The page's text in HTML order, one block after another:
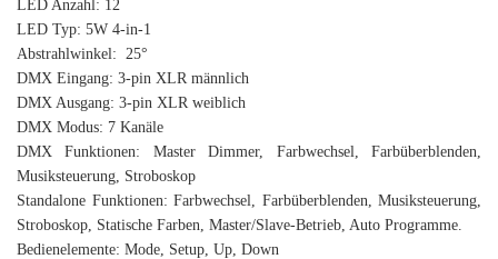
LED Anzahl: 12
LED Typ: 5W 4-in-1
Abstrahlwinkel: 25°
DMX Eingang: 3-pin XLR männlich
DMX Ausgang: 3-pin XLR weiblich
DMX Modus: 7 Kanäle
DMX Funktionen: Master Dimmer, Farbwechsel, Farbüberblenden,
Musiksteuerung, Stroboskop
Standalone Funktionen: Farbwechsel, Farbüberblenden, Musiksteuerung,
Stroboskop, Statische Farben, Master/Slave-Betrieb, Auto Programme.
Bedienelemente: Mode, Setup, Up, Down